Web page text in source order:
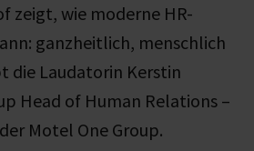
zeigt, wie moderne HR-
ganzheitlich, menschlich
die Laudatorin Kerstin
Head of Human Relations –
Motel One Group.